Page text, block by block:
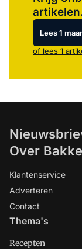
Lees 1
of lees 1
Over
Klantenservice
Adverteren
Contact
Thema's
Recepten